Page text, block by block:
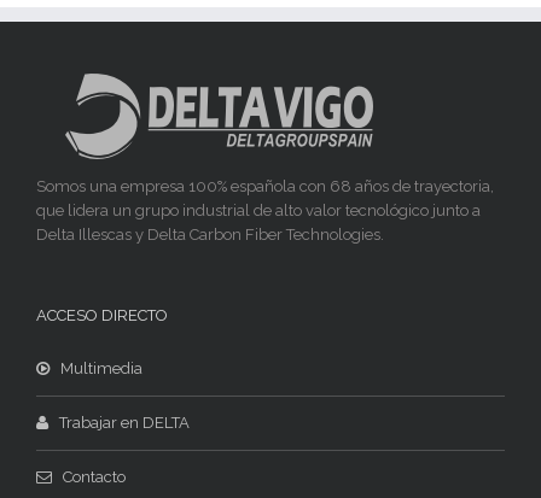
Somos una empresa 100% española con 68 años de trayectoria,
que lidera un grupo industrial de alto valor tecnológico junto a
Delta Illescas y Delta Carbon Fiber Technologies.
ACCESO DIRECTO
Multimedia
Trabajar en DELTA
Contacto